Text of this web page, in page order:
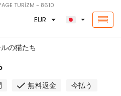
TURİZM - 8610
EUR
の猫たち
無料返金
今払う